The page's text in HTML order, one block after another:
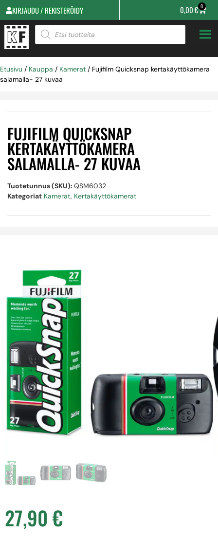
KIRJAUDU / REKISTERÖIDY 0,00€ 0
Etusivu / Kauppa / Kamerat / Fujifilm Quicksnap kertakäyttökamera
salamalla- 27 kuvaa
FUJIFILM QUICKSNAP
KERTAKÄYTTÖKAMERA
SALAMALLA- 27 KUVAA
Tuotetunnus (SKU): QSM6032
Kategoriat Kamerat, Kertakäyttökamerat
27,90€